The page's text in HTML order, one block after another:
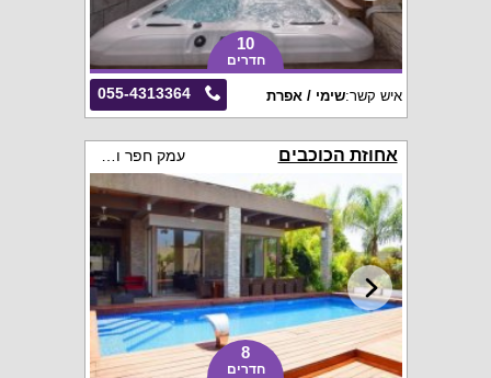
10
חדרים
055-4313364 איש קשר:שימי / אפרת
אחוזת הכוכבים
8
חדרים